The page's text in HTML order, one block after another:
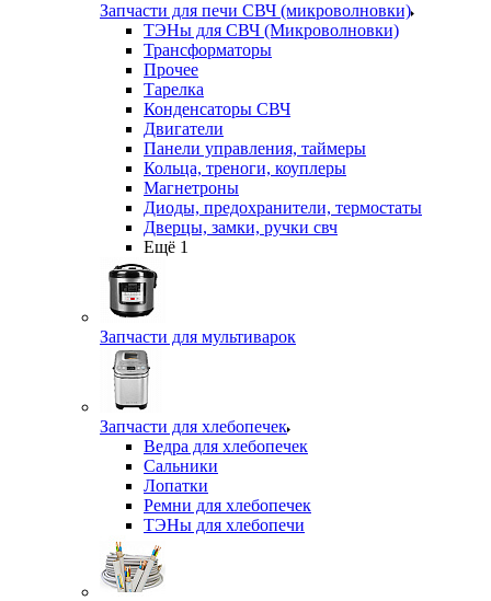
Запчасти для печи СВЧ (микроволновки)
ТЭНы для СВЧ (Микроволновки)
Трансформаторы
Прочее
Тарелка
Конденсаторы СВЧ
Двигатели
Панели управления, таймеры
Кольца, треноги, коуплеры
Магнетроны
Диоды, предохранители, термостаты
Дверцы, замки, ручки свч
Ещё 1
Запчасти для мультиварок
Запчасти для хлебопечек
Ведра для хлебопечек
Сальники
Лопатки
Ремни для хлебопечек
ТЭНы для хлебопечи